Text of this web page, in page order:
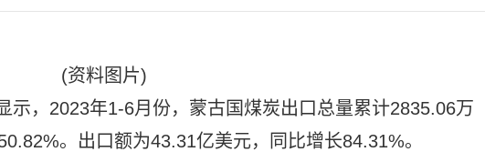
(资料图片)
示，2023年1-6月份，蒙古国煤炭出口总量累计2835.06万
。出口额为43.31亿美元，同比增长84.31%。